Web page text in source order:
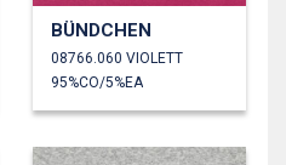
BÜNDCHEN
08766.060 VIOLETT
95%CO/5%EA